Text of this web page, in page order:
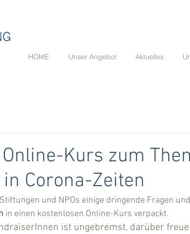
HOME Unser Angebot Aktuelles
Kurs zum
Corona-Zeiten
und NPOs einige dringende Fragen
in einen kostenlosen Online-Kurs verpackt.
ist ungebremst, darüber